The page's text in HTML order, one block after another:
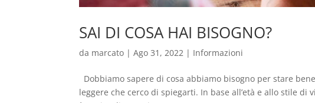
SAI DI COSA HAI BISOGNO?
da marcato |Ago 31, 2022 | Informazioni
Dobbiamo sapere di cosa abbiamo bisogno per stare
leggere che cerco di spiegarti. In base all’età e allo stile